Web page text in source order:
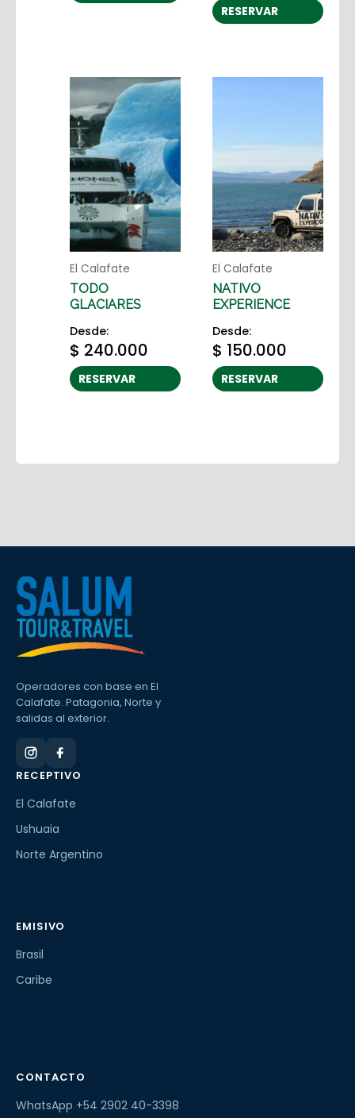
RESERVAR
El Calafate
TODO
GLACIARES
Desde:
$ 240.000
RESERVAR
El Calafate
NATIVO
EXPERIENCE
Desde:
$ 150.000
RESERVAR
Operadores con base en El
Calafate. Patagonia, Norte y
salidas al exterior.
RECEPTIVO
El Calafate
Ushuaia
Norte Argentino
EMISIVO
Brasil
Caribe
CONTACTO
WhatsApp +54 2902 40-3398